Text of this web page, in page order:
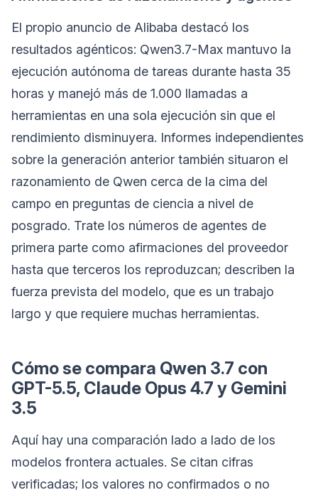
El propio anuncio de Alibaba destacó los
resultados agénticos: Qwen3.7-Max mantuvo la
ejecución autónoma de tareas durante hasta 35
horas y manejó más de 1.000 llamadas a
herramientas en una sola ejecución sin que el
rendimiento disminuyera. Informes independientes
sobre la generación anterior también situaron el
razonamiento de Qwen cerca de la cima del
campo en preguntas de ciencia a nivel de
posgrado. Trate los números de agentes de
primera parte como afirmaciones del proveedor
hasta que terceros los reproduzcan; describen la
fuerza prevista del modelo, que es un trabajo
largo y que requiere muchas herramientas.
Cómo se compara Qwen 3.7 con
GPT-5.5, Claude Opus 4.7 y Gemini
3.5
Aquí hay una comparación lado a lado de los
modelos frontera actuales. Se citan cifras
verificadas; los valores no confirmados o no